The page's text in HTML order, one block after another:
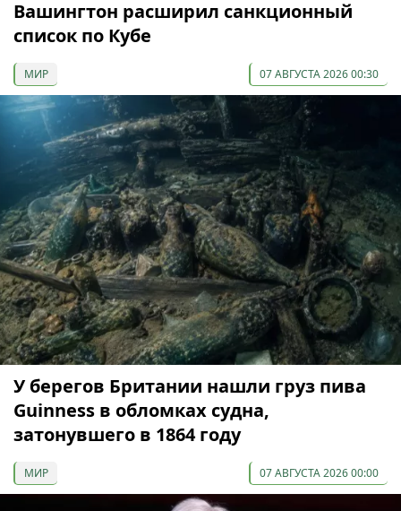
Вашингтон расширил санкционный
список по Кубе
МИР 07 АВГУСТА 2026 00:30
У берегов Британии нашли груз пива
Guinness в обломках судна,
затонувшего в 1864 году
МИР 07 АВГУСТА 2026 00:00